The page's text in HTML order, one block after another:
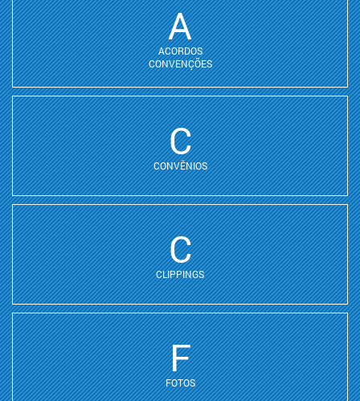
A
ACORDOS
CONVENÇÕES
C
CONVÊNIOS
C
CLIPPINGS
F
FOTOS